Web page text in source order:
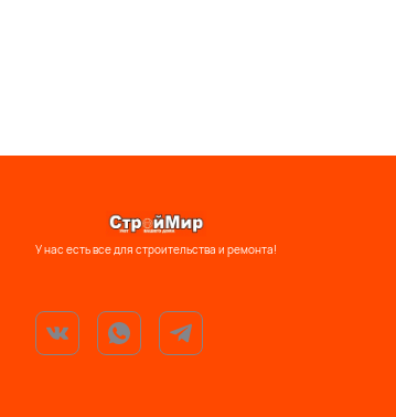
У нас есть все для строительства и ремонта!